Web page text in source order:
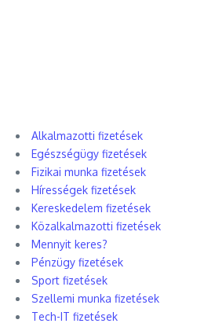
Alkalmazotti fizetések
Egészségügy fizetések
Fizikai munka fizetések
Hírességek fizetések
Kereskedelem fizetések
Közalkalmazotti fizetések
Mennyit keres?
Pénzügy fizetések
Sport fizetések
Szellemi munka fizetések
Tech-IT fizetések